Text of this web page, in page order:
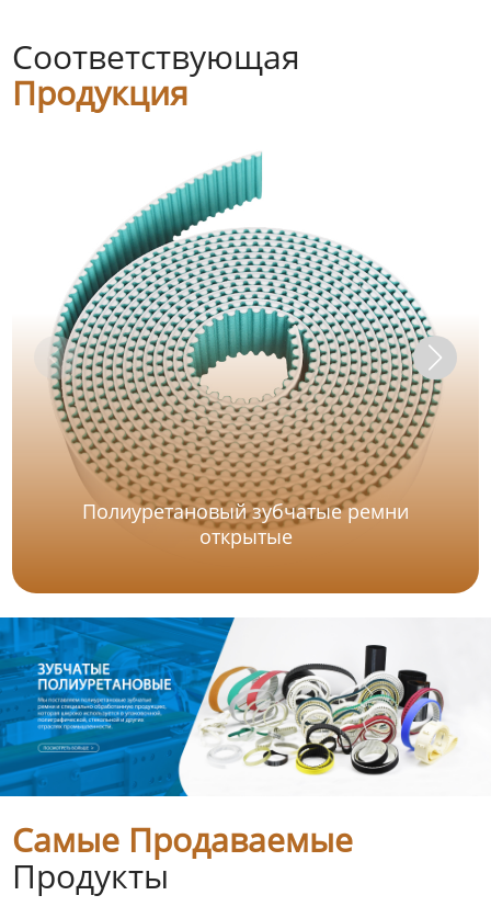
Соответствующая
Продукция
Полиуретановый зубчатые ремни
открытые
Самые Продаваемые
Продукты